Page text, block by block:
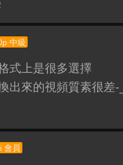
中級
式上是很多選擇
出來的視頻質素很差-
會員